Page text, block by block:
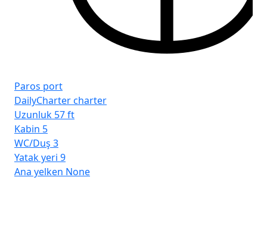
Paros port
DailyCharter charter
Uzunluk 57 ft
Kabin 5
WC/Duş 3
Yatak yeri 9
Ana yelken None